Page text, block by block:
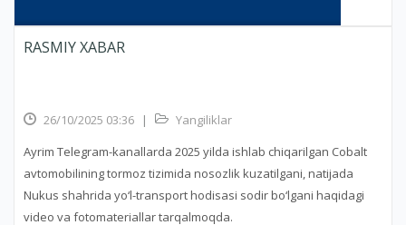
RASMIY XABAR
26/10/2025 03:36 |
Yangiliklar
Ayrim Telegram-kanallarda 2025 yilda ishlab chiqarilgan Cobalt
avtomobilining tormoz tizimida nosozlik kuzatilgani, natijada
Nukus shahrida yo‘l-transport hodisasi sodir bo‘lgani haqidagi
video va fotomateriallar tarqalmoqda.